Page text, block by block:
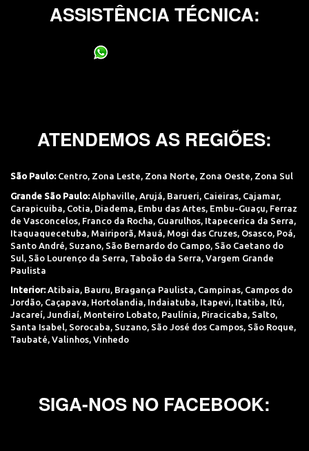
ASSISTÊNCIA TÉCNICA:
ATENDEMOS AS REGIÕES:
São Paulo: Centro, Zona Leste, Zona Norte, Zona Oeste, Zona Sul
Grande São Paulo: Alphaville Arujá Barueri Caieiras Cajamar,
Carapicuiba Cotia Diadema Embu das Artes Embu-Guaçu Ferraz
de Vasconcelos Franco da Rocha Guarulhos Itapecerica da Serra
Itaquaquecetuba Mairiporã Mauá Mogi das Cruzes Osasco Poá
Santo André Suzano São Bernardo do Campo São Caetano do
Sul São Lourenço da Serra Taboão da Serra Vargem Grande
Paulista
Interior: Atibaia, Bauru, Bragança Paulista, Campinas, Campos do
Jordão, Caçapava, Hortolandia, Indaiatuba, Itapevi, Itatiba, Itú,
Jacareí, Jundiaí, Monteiro Lobato, Paulínia, Piracicaba, Salto,
Santa Isabel, Sorocaba, Suzano, São José dos Campos, São Roque,
Taubaté, Valinhos, Vinhedo
SIGA-NOS NO FACEBOOK: